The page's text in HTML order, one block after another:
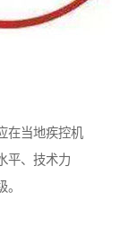
在当地疾控机
平、技术力